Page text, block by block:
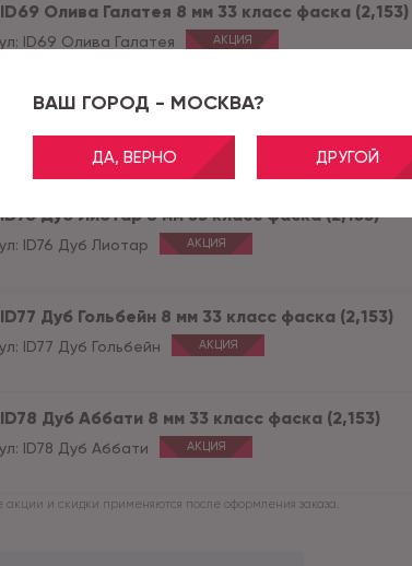
ВАШ ГОРОД - МОСКВА?
ДА, ВЕРНО ДРУГОЙ
Олива Галатея 8 мм 33 класс фаска (2,153)
ID69 Олива Галатея АКЦИЯ
Дуб Грейс 8 мм 33 класс фаска (2,153)
Дуб Лиотар 8 мм 33 класс фаска (2,153)
ID76 Дуб Лиотар АКЦИЯ
Дуб Гольбейн 8 мм 33 класс фаска (2,153)
ID77 Дуб Гольбейн АКЦИЯ
Дуб Аббати 8 мм 33 класс фаска (2,153)
ID78 Дуб Аббати АКЦИЯ
акции и скидки применяются после оформления заказа.